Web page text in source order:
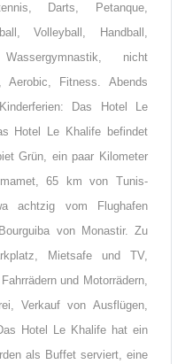
Darts, Petanque,
Volleyball, Handball,
nicht
Aerobic, Fitness. Abends
Das Hotel Le
Hotel Le Khalife befindet
Grün, ein paar Kilometer
65 km von Tunis-
achtzig vom Flughafen
von Monastir. Zu
Mietsafe und TV,
und Motorrädern,
Verkauf von Ausflügen,
Hotel Le Khalife hat ein
als Buffet serviert, eine